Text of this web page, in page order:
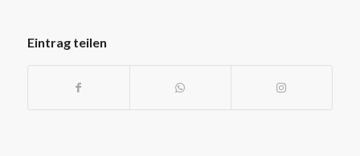
Eintrag teilen